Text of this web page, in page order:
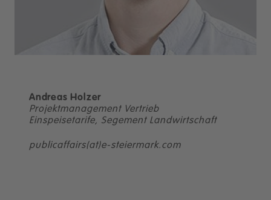
Andreas Holzer
Projektmanagement Vertrieb
Einspeisetarife, Segement Landwirtschaft
publicaffairs(at)e-steiermark.com